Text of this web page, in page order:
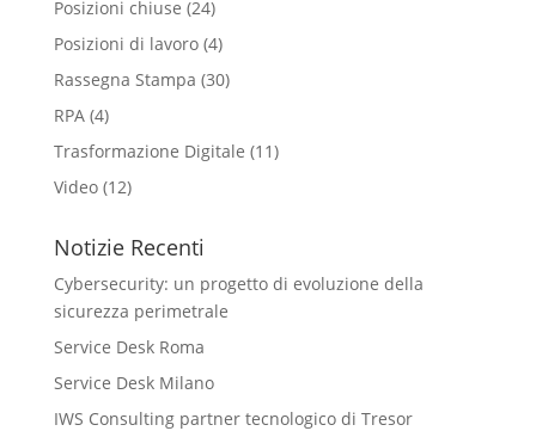
Posizioni chiuse (24)
Posizioni di lavoro(4)
Rassegna Stampa (30)
RPA(4)
Trasformazione Digitale (11)
Video(12)
Notizie Recenti
Cybersecurity: un progetto di evoluzione della
sicurezza perimetrale
Service Desk Roma
Service Desk Milano
IWS Consulting partner tecnologico di Tresor